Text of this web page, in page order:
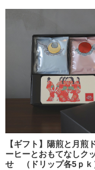
【ギフト】陽煎と月煎
ーヒーとおもてなしク
せ （ドリップ各5ｐｋ